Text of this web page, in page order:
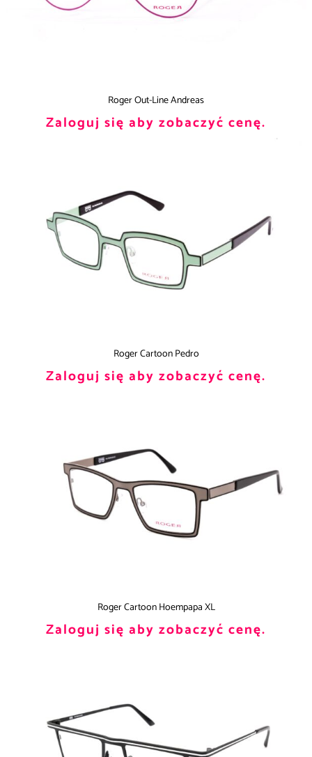
Roger Out-Line Andreas
Zaloguj się aby zobaczyć cenę.
Roger Cartoon Pedro
Zaloguj się aby zobaczyć cenę.
Roger Cartoon Hoempapa XL
Zaloguj się aby zobaczyć cenę.